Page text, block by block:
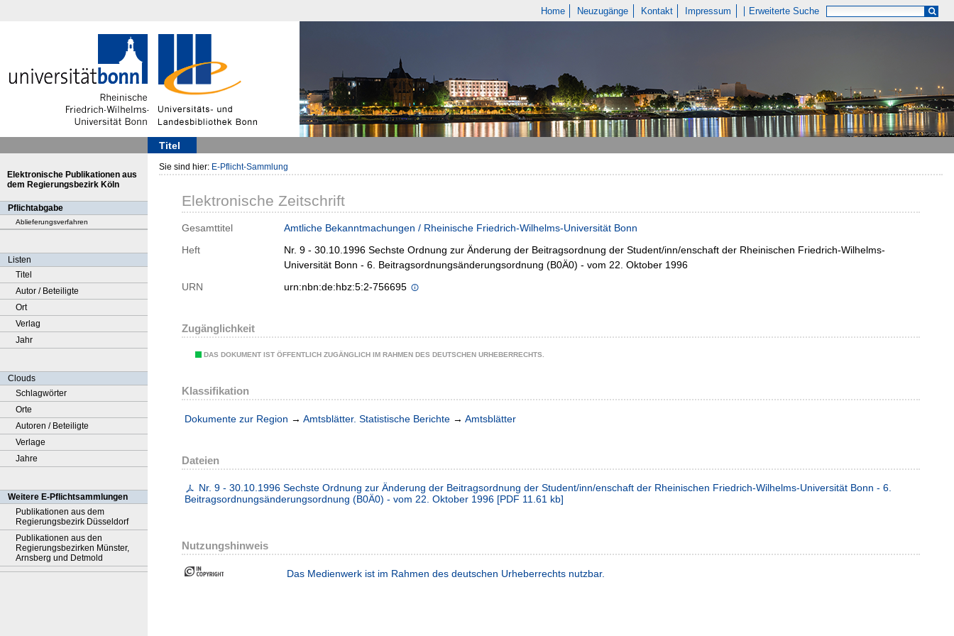
Home Neuzugänge Kontakt Impressum Erweiterte Suche
Titel
Elektronische Publikationen aus
dem Regierungsbezirk Köln
Pflichtabgabe
Ablieferungsverfahren
Listen
Titel
Autor / Beteiligte
Ort
Verlag
Jahr
Clouds
Schlagwörter
Orte
Autoren / Beteiligte
Verlage
Jahre
Weitere E-Pflichtsammlungen
Publikationen aus dem
Regierungsbezirk Düsseldorf
Publikationen aus den
Regierungsbezirken Münster,
Arnsberg und Detmold
Sie sind hier: E-Pflicht-Sammlung
Elektronische Zeitschrift
Gesamttitel
Amtliche Bekanntmachungen / Rheinische Friedrich-Wilhelms-Universität Bonn
Heft
Nr. 9 - 30.10.1996 Sechste Ordnung zur Änderung der Beitragsordnung der Student/inn/enschaft der Rheinischen Friedrich-Wilhelms-
Universität Bonn - 6. Beitragsordnungsänderungsordnung (B0Ä0) - vom 22. Oktober 1996
URN
urn:nbn:de:hbz:5:2-756695
Zugänglichkeit
DAS DOKUMENT IST ÖFFENTLICH ZUGÄNGLICH IM RAHMEN DES DEUTSCHEN URHEBERRECHTS.
Klassifikation
Dokumente zur Region → Amtsblätter. Statistische Berichte → Amtsblätter
Dateien
Nr. 9 - 30.10.1996 Sechste Ordnung zur Änderung der Beitragsordnung der Student/inn/enschaft der Rheinischen Friedrich-Wilhelms-Universität Bonn - 6.
Beitragsordnungsänderungsordnung (B0Ä0) - vom 22. Oktober 1996 [PDF 11.61 kb]
Nutzungshinweis
Das Medienwerk ist im Rahmen des deutschen Urheberrechts nutzbar.